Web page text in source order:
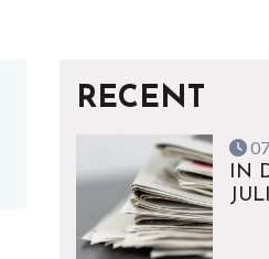
RECENT
IN
JULI